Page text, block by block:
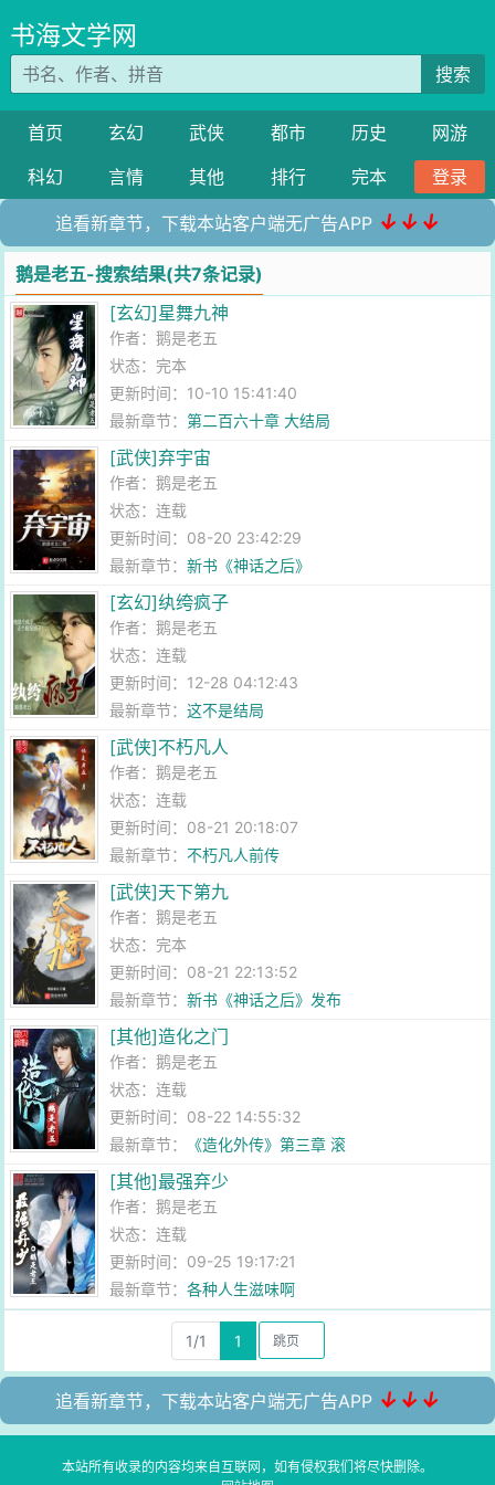
书海文学网
搜索
首页 玄幻 武侠 都市 历史
网游
科幻
言情 其他 排行 完本 登录
追看新章节，下载本站客户端无广告APP ↓↓↓
鹅是老五-搜索结果(共7条记录)
[玄幻]星舞九神
作者：鹅是老五
状态：完本
更新时间：10-10 15:41:40
最新章节：第二百六十章 大结局
[武侠]弃宇宙
作者：鹅是老五
状态：连载
更新时间：08-20 23:42:29
最新章节：新书《神话之后》
[玄幻]纨绔疯子
作者：鹅是老五
状态：连载
更新时间：12-28 04:12:43
最新章节：这不是结局
[武侠]不朽凡人
作者：鹅是老五
状态：连载
更新时间：08-21 20:18:07
最新章节：不朽凡人前传
[武侠]天下第九
作者：鹅是老五
状态：完本
更新时间：08-21 22:13:52
最新章节：新书《神话之后》发布
[其他]造化之门
作者：鹅是老五
状态：连载
更新时间：08-22 14:55:32
最新章节：
《造化外传》第三章 滚
[其他]最强弃少
作者：鹅是老五
状态：连载
更新时间：09-25 19:17:21
最新章节：各种人生滋味啊
1/1 1
追看新章节，下载本站客户端无广告APP ↓↓↓
本站所有收录的内容均来自互联网，如有侵权我们将尽快删除。